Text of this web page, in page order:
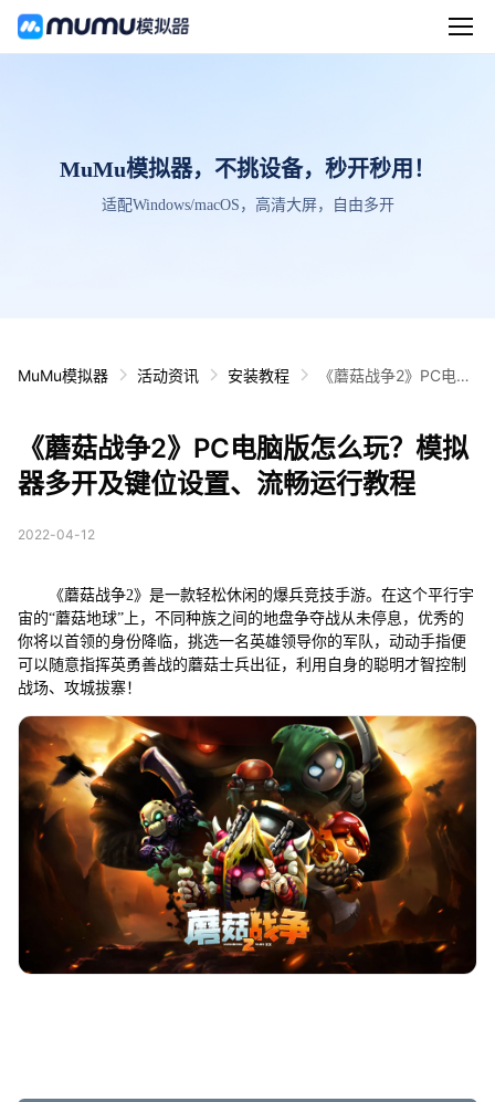
MuMu模拟器，不挑设备，秒开秒用！
适配Windows/macOS，高清大屏，自由多开
MuMu模拟器 活动资讯 安装教程
《蘑菇战争2》PC电脑
教程
《蘑菇战争2》PC电脑版怎么玩？模拟
器多开及键位设置、流畅运行教程
2022-04-12
《蘑菇战争2》是一款轻松休闲的爆兵竞技手游。在这个平行宇
宙的“蘑菇地球”上，不同种族之间的地盘争夺战从未停息，优秀的
你将以首领的身份降临，挑选一名英雄领导你的军队，动动手指便
可以随意指挥英勇善战的蘑菇士兵出征，利用自身的聪明才智控制
战场、攻城拔寨！